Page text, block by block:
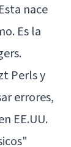
nace
Es la
Perls y
errores,
EE.UU.